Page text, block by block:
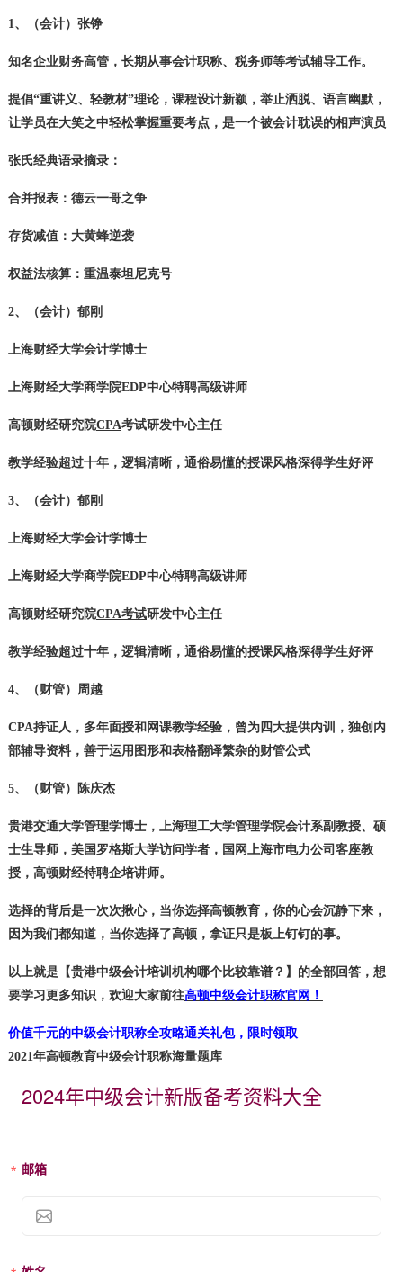
1、（会计）张铮
知名企业财务高管，长期从事会计职称、税务师等考试辅导工作。
提倡“重讲义、轻教材”理论，课程设计新颖，举止洒脱、语言幽默，
让学员在大笑之中轻松掌握重要考点，是一个被会计耽误的相声演员
张氏经典语录摘录：
合并报表：德云一哥之争
存货减值：大黄蜂逆袭
权益法核算：重温泰坦尼克号
2、（会计）郁刚
上海财经大学会计学博士
上海财经大学商学院EDP中心特聘高级讲师
高顿财经研究院CPA考试研发中心主任
教学经验超过十年，逻辑清晰，通俗易懂的授课风格深得学生好评
3、（会计）郁刚
上海财经大学会计学博士
上海财经大学商学院EDP中心特聘高级讲师
高顿财经研究院CPA考试研发中心主任
教学经验超过十年，逻辑清晰，通俗易懂的授课风格深得学生好评
4、（财管）周越
CPA持证人，多年面授和网课教学经验，曾为四大提供内训，独创内
部辅导资料，善于运用图形和表格翻译繁杂的财管公式
5、（财管）陈庆杰
贵港交通大学管理学博士，上海理工大学管理学院会计系副教授、硕
士生导师，美国罗格斯大学访问学者，国网上海市电力公司客座教
授，高顿财经特聘企培讲师。
选择的背后是一次次揪心，当你选择高顿教育，你的心会沉静下来，
因为我们都知道，当你选择了高顿，拿证只是板上钉钉的事。
以上就是【贵港中级会计培训机构哪个比较靠谱？】 的全部回答，想
要学习更多知识，欢迎大家前往高顿中级会计职称官网！
价值千元的中级会计职称全攻略通关礼包，限时领取
2021年高顿教育中级会计职称海量题库